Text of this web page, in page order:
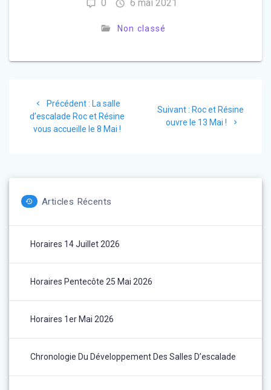
0 6 mai 2021
Non classé
de
Précédent : Article
précédent
:
La salle
d’escalade Roc et Résine
vous accueille le 8 Mai !
Suivant : Article
suivant
Roc et Résine
ouvre le 13 Mai !
Articles Récents
Horaires 14 Juillet 2026
Horaires Pentecôte 25 Mai 2026
Horaires 1er Mai 2026
Chronologie Du Développement Des Salles D’escalade